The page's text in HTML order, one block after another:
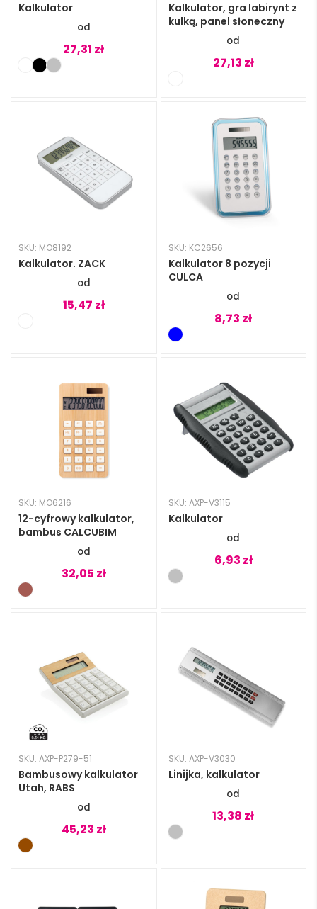
Kalkulator
27,31 zł
Kalkulator, gra labirynt z
kulką, panel słoneczny
27,13 zł
SKU: MO8192
Kalkulator. ZACK
15,47 zł
SKU: KC2656
Kalkulator 8 pozycji
CULCA
8,73 zł
SKU: MO6216
12-cyfrowy kalkulator,
bambus CALCUBIM
32,05 zł
SKU: AXP-V3115
Kalkulator
6,93 zł
SKU: AXP-P279-51
Bambusowy kalkulator
Utah, RABS
45,23 zł
SKU: AXP-V3030
Linijka, kalkulator
13,38 zł